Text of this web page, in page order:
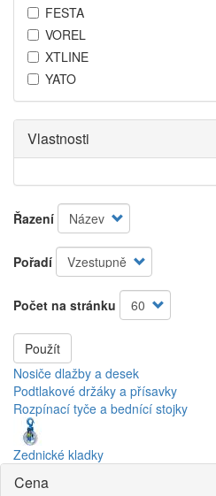
FESTA
VOREL
XTLINE
YATO
Vlastnosti
Řazení
Pořadí
Počet na stránku
Použít
Nosiče dlažby a desek
Podtlakové držáky a přísavky
Rozpínací tyče a bednící stojky
Zednické kladky
Cena